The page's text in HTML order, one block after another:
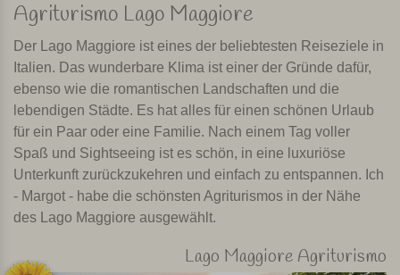
Agriturismo Lago Maggiore
Der Lago Maggiore ist eines der beliebtesten Reiseziele in
Italien. Das wunderbare Klima ist einer der Gründe dafür,
ebenso wie die romantischen Landschaften und die
lebendigen Städte. Es hat alles für einen schönen Urlaub
für ein Paar oder eine Familie. Nach einem Tag voller
Spaß und Sightseeing ist es schön, in eine luxuriöse
Unterkunft zurückzukehren und einfach zu entspannen. Ich
- Margot - habe die schönsten Agriturismos in der Nähe
des Lago Maggiore ausgewählt.
Lago Maggiore Agriturismo